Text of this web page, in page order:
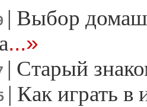
| Выбор
...»
| Старый
| Как играть в